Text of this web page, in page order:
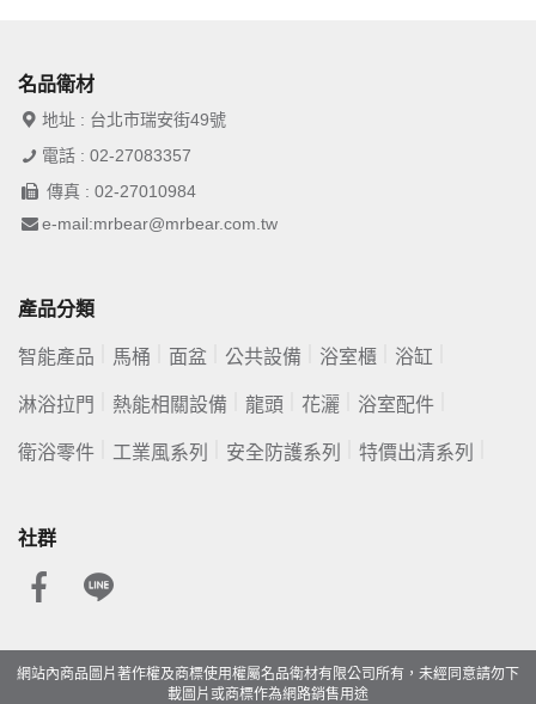
名品衛材
地址 : 台北市瑞安街49號
電話 : 02-27083357
傳真 : 02-27010984
e-mail:mrbear@mrbear.com.tw
產品分類
智能產品 馬桶 面盆 公共設備 浴室櫃 浴缸
淋浴拉門 熱能相關設備 龍頭 花灑 浴室配件
衛浴零件 工業風系列 安全防護系列 特價出清系列
社群
網站內商品圖片著作權及商標使用權屬名品衛材有限公司所有，未經同意請勿下
載圖片或商標作為網路銷售用途